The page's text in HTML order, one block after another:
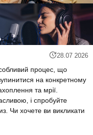
28.07 2026
процес, що
на конкретному
та мрії.
і спробуйте
Чи хочете ви викликати